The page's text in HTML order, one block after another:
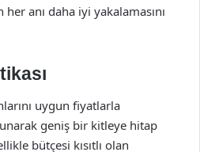
her anı daha iyi yakalamasını
uygun fiyatlarla
geniş bir kitleye hitap
bütçesi kısıtlı olan